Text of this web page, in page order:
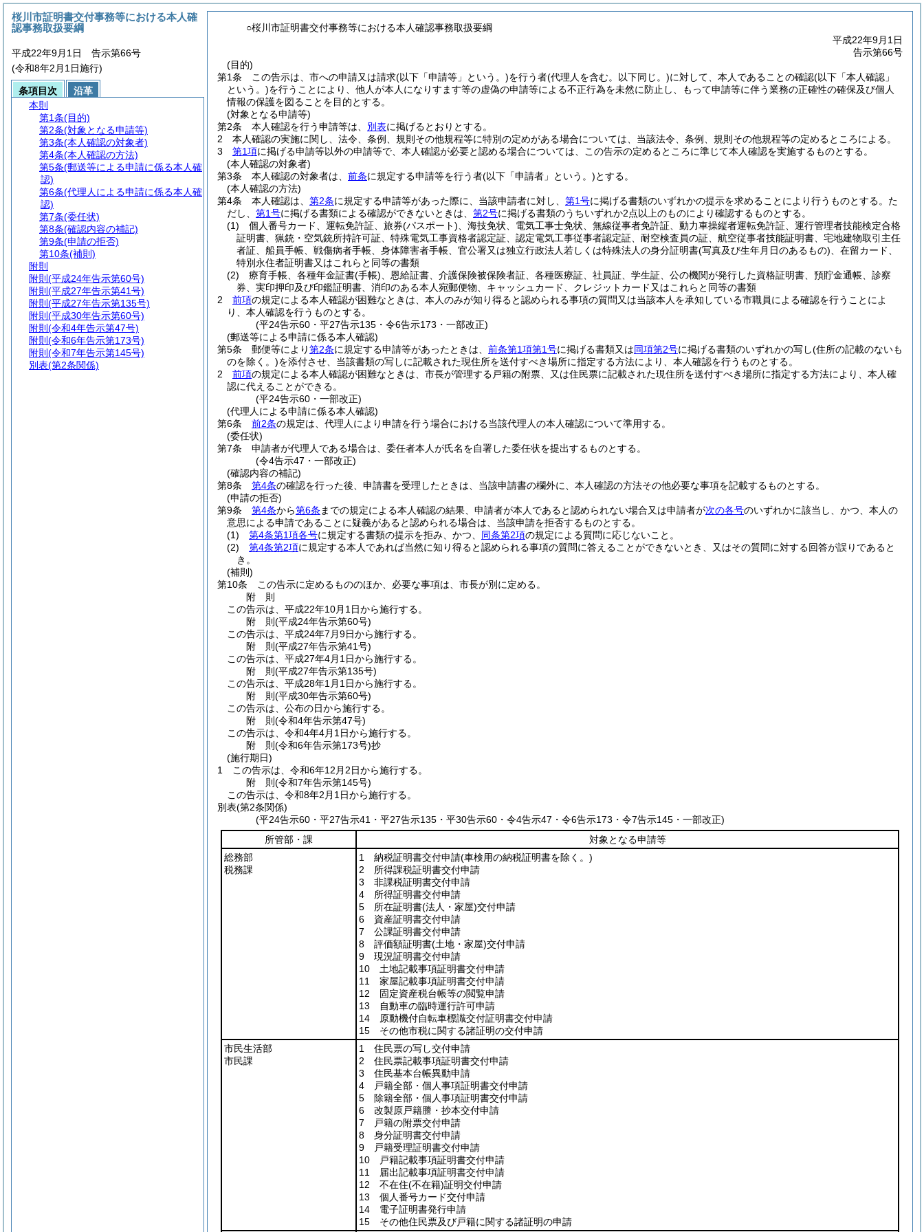
○桜川市証明書交付事務等における本人確認事務取扱要綱
平成22年9月1日
告示第66号
(目的)
第1条
この告示は、市への申請又は請求(以下「申請等」という。)を行う者(代理人を含む。以下同じ。)に対して、本人であることの確認(以下「本人確認」
という。)を行うことにより、他人が本人になりすます等の虚偽の申請等による不正行為を未然に防止し、もって申請等に伴う業務の正確性の確保及び個人
情報の保護を図ることを目的とする。
(対象となる申請等)
第2条
本人確認を行う申請等は、 別表に掲げるとおりとする。
2
本人確認の実施に関し、法令、条例、規則その他規程等に特別の定めがある場合については、当該法令、条例、規則その他規程等の定めるところによる。
3
第1項に掲げる申請等以外の申請等で、本人確認が必要と認める場合については、この告示の定めるところに準じて本人確認を実施するものとする。
(本人確認の対象者)
第3条
本人確認の対象者は、 前条に規定する申請等を行う者(以下「申請者」という。)とする。
(本人確認の方法)
第4条
本人確認は、 第2条に規定する申請等があった際に、当該申請者に対し、 第1号に掲げる書類のいずれかの提示を求めることにより行うものとする。 た
だし、 第1号に掲げる書類による確認ができないときは、 第2号に掲げる書類のうちいずれか2点以上のものにより確認するものとする。
(1)
個人番号カード、運転免許証、旅券(パスポート) 、海技免状、電気工事士免状、無線従事者免許証、動力車操縦者運転免許証、運行管理者技能検定合格
証明書、猟銃・空気銃所持許可証、特殊電気工事資格者認定証、認定電気工事従事者認定証、耐空検査員の証、航空従事者技能証明書、宅地建物取引主任
者証、船員手帳、戦傷病者手帳、身体障害者手帳、官公署又は独立行政法人若しくは特殊法人の身分証明書(写真及び生年月日のあるもの) 、在留カード、
特別永住者証明書又はこれらと同等の書類
(2)
療育手帳、各種年金証書(手帳) 、恩給証書、介護保険被保険者証、各種医療証、社員証、学生証、公の機関が発行した資格証明書、預貯金通帳、診察
券、実印押印及び印鑑証明書、消印のある本人宛郵便物、キャッシュカード、クレジットカード又はこれらと同等の書類
2
前項の規定による本人確認が困難なときは、本人のみが知り得ると認められる事項の質問又は当該本人を承知している市職員による確認を行うことによ
り、本人確認を行うものとする。
(平24告示60・平27告示135・令6告示173・一部改正)
(郵送等による申請に係る本人確認)
第5条
郵便等により第2条に規定する申請等があったときは、 前条第1項第1号に掲げる書類又は同項第2号に掲げる書類のいずれかの写し(住所の記載のないも
のを除く。)を添付させ、当該書類の写しに記載された現住所を送付すべき場所に指定する方法により、本人確認を行うものとする。
2
前項の規定による本人確認が困難なときは、市長が管理する戸籍の附票、又は住民票に記載された現住所を送付すべき場所に指定する方法により、本人確
認に代えることができる。
(平24告示60・一部改正)
(代理人による申請に係る本人確認)
第6条
前2条の規定は、代理人により申請を行う場合における当該代理人の本人確認について準用する。
(委任状)
第7条
申請者が代理人である場合は、委任者本人が氏名を自署した委任状を提出するものとする。
(令4告示47・一部改正)
(確認内容の補記)
第8条
第4条の確認を行った後、申請書を受理したときは、当該申請書の欄外に、本人確認の方法その他必要な事項を記載するものとする。
(申請の拒否)
第9条
第4条から第6条 までの規定による本人確認の結果、申請者が本人であると認められない場合又は申請者が次の各号のいずれかに該当し、かつ、本人の
意思による申請であることに疑義があると認められる場合は、当該申請を拒否するものとする。
(1)
第4条第1項各号に規定する書類の提示を拒み、かつ、 同条第2項の規定による質問に応じないこと。
(2)
第4条第2項に規定する本人であれば当然に知り得ると認められる事項の質問に答えることができないとき、又はその質問に対する回答が誤りであると
き。
(補則)
第10条
この告示に定めるもののほか、必要な事項は、市長が別に定める。
附 則
この告示は、平成22年10月1日から施行する。
附 則(平成24年告示第60号)
この告示は、平成24年7月9日から施行する。
附 則(平成27年告示第41号)
この告示は、平成27年4月1日から施行する。
附 則(平成27年告示第135号)
この告示は、平成28年1月1日から施行する。
附 則(平成30年告示第60号)
この告示は、公布の日から施行する。
附 則(令和4年告示第47号)
この告示は、令和4年4月1日から施行する。
附 則(令和6年告示第173号)抄
(施行期日)
1
この告示は、令和6年12月2日から施行する。
附 則(令和7年告示第145号)
この告示は、令和8年2月1日から施行する。
別表(第2条関係)
(平24告示60・平27告示41・平27告示135・平30告示60・令4告示47・令6告示173・令7告示145・一部改正)
所管部・課
対象となる申請等
総務部
税務課
1 納税証明書交付申請(車検用の納税証明書を除く。)
2 所得課税証明書交付申請
3 非課税証明書交付申請
4 所得証明書交付申請
5 所在証明書(法人・家屋)交付申請
6 資産証明書交付申請
7 公課証明書交付申請
8 評価額証明書(土地・家屋)交付申請
9 現況証明書交付申請
10 土地記載事項証明書交付申請
11 家屋記載事項証明書交付申請
12 固定資産税台帳等の閲覧申請
13 自動車の臨時運行許可申請
14 原動機付自転車標識交付証明書交付申請
15 その他市税に関する諸証明の交付申請
市民生活部
市民課
1 住民票の写し交付申請
2 住民票記載事項証明書交付申請
3 住民基本台帳異動申請
4 戸籍全部・個人事項証明書交付申請
5 除籍全部・個人事項証明書交付申請
6 改製原戸籍謄・抄本交付申請
7 戸籍の附票交付申請
8 身分証明書交付申請
9 戸籍受理証明書交付申請
10 戸籍記載事項証明書交付申請
11 届出記載事項証明書交付申請
12 不在住(不在籍)証明交付申請
13 個人番号カード交付申請
14 電子証明書発行申請
15 その他住民票及び戸籍に関する諸証明の申請
桜川市証明書交付事務等における本人確
認事務取扱要綱
平成22年9月1日 告示第66号
(令和8年2月1日施行)
条項目次
沿革
本則
第1条(目的)
第2条(対象となる申請等)
第3条(本人確認の対象者)
第4条(本人確認の方法)
第5条(郵送等による申請に係る本人確
認)
第6条(代理人による申請に係る本人確
認)
第7条(委任状)
第8条(確認内容の補記)
第9条(申請の拒否)
第10条(補則)
附則
附則 (平成24年告示第60号)
附則 (平成27年告示第41号)
附則 (平成27年告示第135号)
附則 (平成30年告示第60号)
附則 (令和4年告示第47号)
附則 (令和6年告示第173号)
附則 (令和7年告示第145号)
別表(第2条関係)